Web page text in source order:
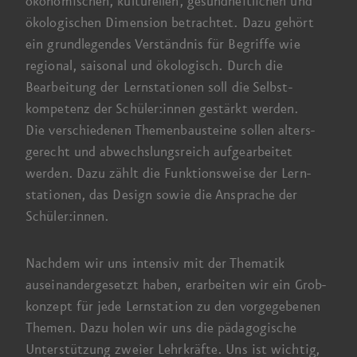
ökologischen Dimension betrachtet. Dazu gehört
ein grund­legendes Verständnis für Begriffe wie
regional, saisonal und ökologisch. Durch die
Bearbeitung der Lern­stationen soll die Selbst­
kompetenz der Schüler:innen gestärkt werden.
Die verschiedenen Themen­bausteine sollen alters­
gerecht und abwechslungs­reich aufgearbeitet
werden. Dazu zählt die Funktions­weise der Lern­
stationen, das Design sowie die Ansprache der
Schüler:innen.
Nachdem wir uns intensiv mit der Thematik
auseinander­gesetzt haben, erarbeiten wir ein Grob­
konzept für jede Lernstation zu den vorgegebenen
Themen. Dazu holen wir uns die pädagogische
Unterstützung zweier Lehr­kräfte. Uns ist wichtig,